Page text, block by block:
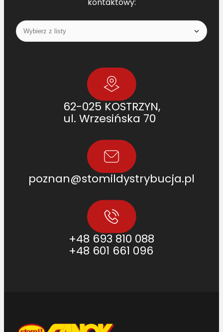
kontaktowy:
62-025 KOSTRZYN,
ul. Wrzesińska 70
poznan@stomildystrybucja.pl
+48 693 810 088
+48 601 661 096